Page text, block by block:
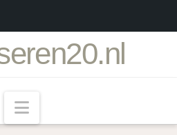
Navigation